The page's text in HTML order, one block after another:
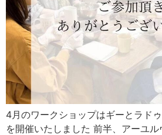
4月のワークショップはギーとラド
を開催いたしました 前半、アーユ